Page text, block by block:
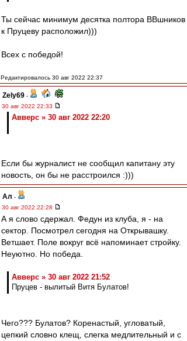
Ты сейчас минимум десятка полтора ВВшников
к Пруцеву расположил)))
Всех с победой!
Редактировалось 30 авг 2022 22:37
Zely69 -
30 авг 2022 22:33
Авверс » 30 авг 2022 22:20
Если бы журналист не сообщил капитану эту
новость, он бы не расстроился :)))
Ал -
30 авг 2022 22:28
А я слово сдержал. Федун из клуба, я - на
сектор. Посмотрел сегодня на Открывашку.
Ветшает. Поле вокруг всё напоминает стройку.
Неуютно. Но победа.
Авверс » 30 авг 2022 21:52
Пруцев - вылитый Витя Булатов!
Чего??? Булатов? Коренастый, угловатый,
цепкий словно клещ, слегка медлительный и с